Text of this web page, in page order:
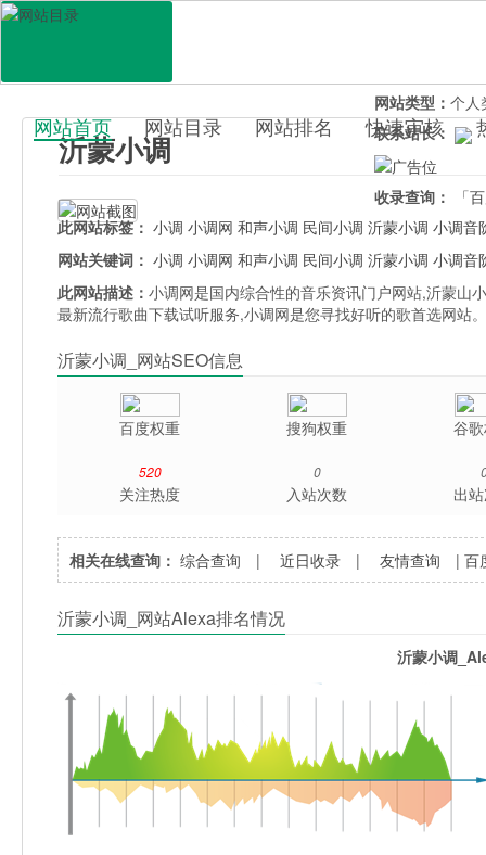
百科目录
网站首页 网站目录 网站排名 快速审核
沂蒙小调
网站类型： 个人
联系站长：
收录查询：
「
此网站标签： 小调 小调网 和声小调 民间小调 沂蒙小调 小调音
网站关键词： 小调 小调网 和声小调 民间小调 沂蒙小调 小调音
此网站描述：小调网是国内综合性的音乐资讯门户网站,沂蒙山
最新流行歌曲下载试听服务,小调网是您寻找好听的歌首选网站
沂蒙小调_网站SEO信息
百度权重 搜狗权重 谷
520
关注热度
0
入站次数 出
相关在线查询： 综合查询 |近日收录 |友情查询 |百
沂蒙小调_网站Alexa排名情况
沂蒙小调